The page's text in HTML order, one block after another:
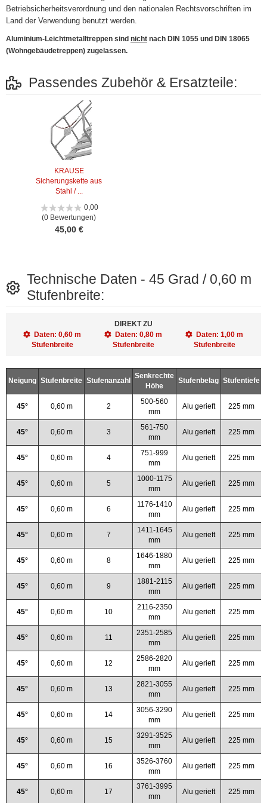
Betriebsicherheitsverordnung und den nationalen Rechtsvorschriften im
Land der Verwendung benutzt werden.
Aluminium-Leichtmetalltreppen sind nicht nach DIN 1055 und DIN 18065
(Wohngebäudetreppen) zugelassen.
Passendes Zubehör & Ersatzteile:
KRAUSE
Sicherungskette aus
Stahl / ...
0,00
(0 Bewertungen)
45,00 €
Technische Daten - 45 Grad / 0,60 m
Stufenbreite:
DIREKT ZU
Daten: 0,60 m
Stufenbreite
Daten: 0,80 m
Stufenbreite
Daten: 1,00 m
Stufenbreite
Neigung Stufenbreite Stufenanzahl
Senkrechte
Höhe
Stufenbelag Stufentiefe
45° 0,60 m 2
500-560
mm
Alu gerieft 225 mm
45° 0,60 m 3
561-750
mm
Alu gerieft 225 mm
45° 0,60 m 4
751-999
mm
Alu gerieft 225 mm
45° 0,60 m 5
1000-1175
mm
Alu gerieft 225 mm
45° 0,60 m 6
1176-1410
mm
Alu gerieft 225 mm
45° 0,60 m 7
1411-1645
mm
Alu gerieft 225 mm
45° 0,60 m 8
1646-1880
mm
Alu gerieft 225 mm
45° 0,60 m 9
1881-2115
mm
Alu gerieft 225 mm
45° 0,60 m 10
2116-2350
mm
Alu gerieft 225 mm
45° 0,60 m 11
2351-2585
mm
Alu gerieft 225 mm
45° 0,60 m 12
2586-2820
mm
Alu gerieft 225 mm
45° 0,60 m 13
2821-3055
mm
Alu gerieft 225 mm
45° 0,60 m 14
3056-3290
mm
Alu gerieft 225 mm
45° 0,60 m 15
3291-3525
mm
Alu gerieft 225 mm
45° 0,60 m 16
3526-3760
mm
Alu gerieft 225 mm
45° 0,60 m 17
3761-3995
mm
Alu gerieft 225 mm